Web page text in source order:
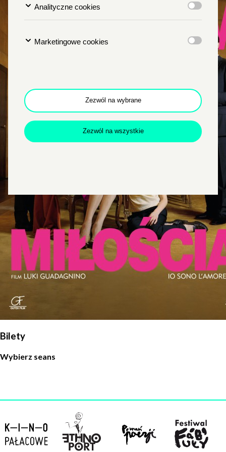
Dołącz do newslettera
Wyrażam zgodę na przetwarzanie danych osobowych
w celu skorzystania z usługi newsletter.
Administratorem danych osobowych jest Centrum
Kultury ZAMEK z siedzibą w Poznaniu. Zapoznałem/am
się z informacjami dotyczącymi przetwarzania danych
osobowych, które są zawarte w
Polityce prywatności .
Bilety
Wybierz seans
Analityczne cookies
Marketingowe cookies
Zezwól na wybrane
Zezwól na wszystkie